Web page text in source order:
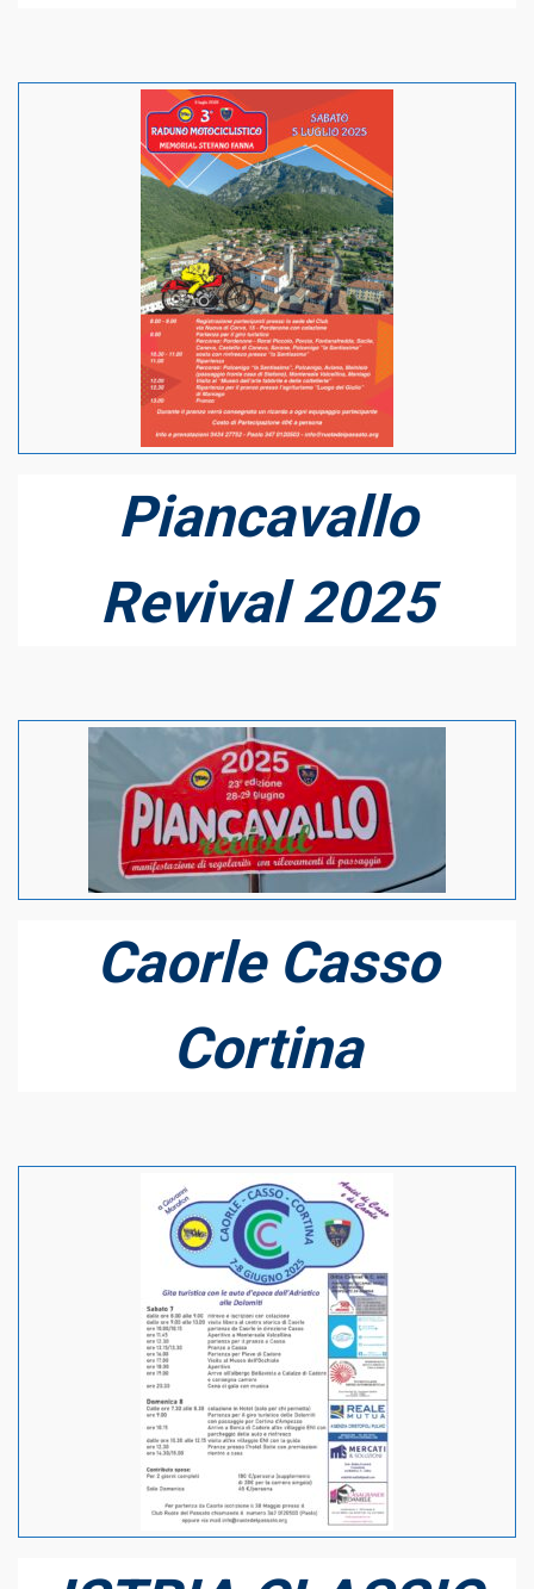
Piancavallo
Revival 2025
Caorle Casso
Cortina